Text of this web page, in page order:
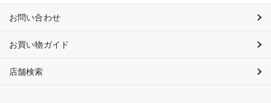
お問い合わせ
お買い物ガイド
店舗検索